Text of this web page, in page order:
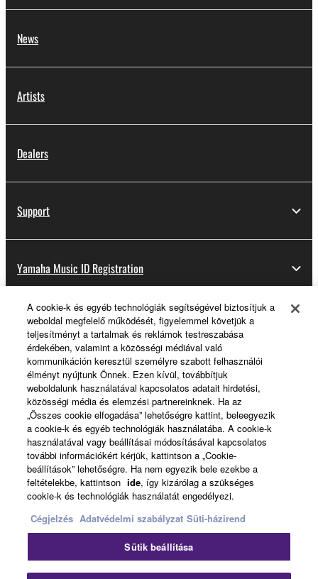
News
Artists
Dealers
Support
Yamaha Music ID Registration
About Yamaha
Magyarország - English
Business
Kapcsolat velünkFelhasználás feltételei
Adatvédelmi szabályzatSütikre vonatkozó szabályzat
Cégjelzés
A cookie-k és egyéb technológiák segítségével biztosítjuk a
weboldal megfelelő működését, figyelemmel követjük a
teljesítményt a tartalmak és reklámok testreszabása
érdekében, valamint a közösségi médiával való
kommunikáción keresztül személyre szabott felhasználói
élményt nyújtunk Önnek. Ezen kívül, továbbítjuk
weboldalunk használatával kapcsolatos adatait hirdetési,
közösségi média és elemzési partnereinknek. Ha az
„Összes cookie elfogadása” lehetőségre kattint, beleegyezik
a cookie-k és egyéb technológiák használatába. A cookie-k
használatával vagy beállításai módosításával kapcsolatos
további információkért kérjük, kattintson a „Cookie-
beállítások” lehetőségre. Ha nem egyezik bele ezekbe a
feltételekbe, kattintson ide, így kizárólag a szükséges
cookie-k és technológiák használatát engedélyezi.
Cégjelzés Adatvédelmi szabályzat Süti-házirend
Sütik beállítása